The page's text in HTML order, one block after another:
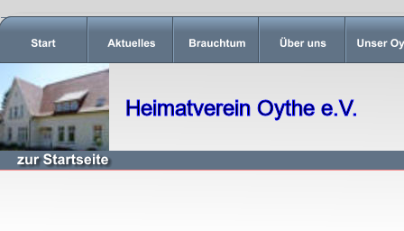
Heimatverein Oythe e.V.